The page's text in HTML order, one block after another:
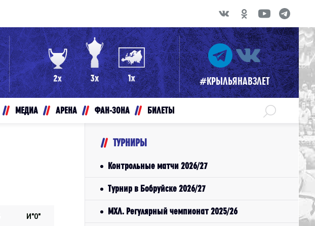
#КРЫЛЬЯНАВЗЛЕТ
МЕДИА АРЕНА ФАН-ЗОНА БИЛЕТЫ
И"0"
ТУРНИРЫ
Контрольные матчи 2026/27
Турнир в Бобруйске 2026/27
МХЛ. Регулярный чемпионат 2025/26